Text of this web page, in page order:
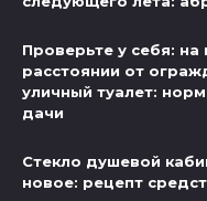
Проверьте у себя: на
расстоянии от
уличный туалет:
дачи
Стекло душевой
новое: рецепт